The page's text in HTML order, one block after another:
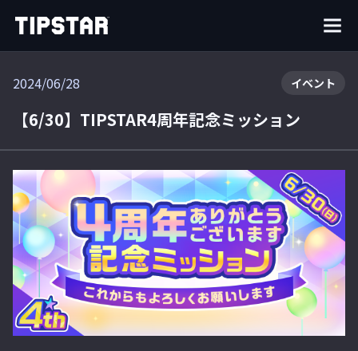
2024/06/28 イベント
【6/30】TIPSTAR4周年記念ミッション